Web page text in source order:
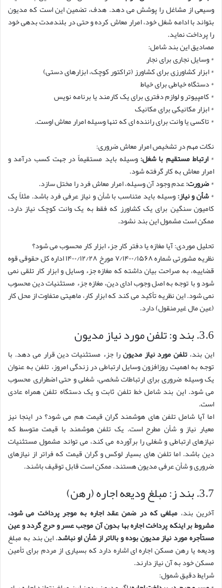
وسیعی از مشاغل را پوشش می دهد. هدف، تضمین این است که مدیون
بتواند با ادامه شغل خود، امرار معاش کرده و حتی در بلندمدت بدهی خود
را پرداخت نماید.
مصادیق این بند شامل:
* وسایل نجاری برای نجار
* ابزار کشاورزی برای کشاورز (تراکتور کوچک، ابزارهای دستی)
* دستگاه خیاطی برای خیاط
* کامپیوتر و لوازم دفتری برای یک کارمند یا برنامه نویس
* ابزار مکانیکی برای مکانیک
* تاکسی یا وانت برای راننده ای که تنها وسیله امرار معاش اوست.
نکات مهم در تشخیص امرار معاش ضروری:
*ارتباط مستقیم با شغل: وسیله باید مستقیماً در جهت کسب درآمد و
امرار معاش به کار گرفته شود.
*ضرورت:عدم وجود آن وسیله، امرار معاش فرد را مختل سازد.
*شأن و نیاز:وسیله باید متناسب با شأن و نیاز عرفی فرد باشد. مثلاً یک
کامیون سنگین برای یک کشاورز که فقط به یک وانت کوچک نیاز دارد،
ممکن است مشمول این بند نشود.
تحلیل موردی: آیا مغازه یا دفتر کار جزء ابزار کار محسوب می شود؟
نظریه مشورتی شماره ۷/۱۴۰۰/۱۵۶۸ مورخ ۱۴۰۰/۱۲/۲۸ اداره کل حقوقی قوه
قضاییه، به صراحت بیان داشته که مغازه جزء وسایل و ابزار کار تلقی نمی
شود و با توجه به اصل وجوب ادای دین، مغازه جزء مستثنیات دین محسوب
نمی شود. این نظریه تأکید می کند که ابزار کار، ماهیتی متفاوت از محل کار
(عین مال غیرمنقول) دارد.
3.6. بند و: تلفن مورد نیاز مدیون
این بند، تلفن مورد نیاز مدیونرا جزء مستثنیات دین قرار می دهد. با
توجه به اهمیت روزافزون وسایل ارتباطی در زندگی امروز، تلفن به عنوان
یک وسیله ضروری برای ارتباطات شخصی، شغلی و حتی اضطراری محسوب
می شود. این بند شامل خط تلفن ثابت و یک دستگاه تلفن همراه عادی
است.
اما آیا شامل تلفن های هوشمند گران قیمت هم می شود؟ در اینجا نیز
معیار نیاز و شأن مطرح است. یک تلفن هوشمند با قیمت متوسط که
نیازهای ارتباطی و شغلی را برآورده می کند، می تواند مشمول مستثنیات
دین باشد. اما تلفن های بسیار لوکس و گران قیمت که فراتر از نیازهای
ضروری و شأن عرفی مدیون هستند، ممکن است قابل توقیف باشند.
3.7. بند ز: مبلغ ودیعه اجاره (رهن)
آخرین بند، مبلغی که در ضمن عقد اجاره به موجر پرداخت می شود،
مشروط بر اینکه پرداخت اجاره بها بدون آن موجب عسر و حرج گردد و عین
مستأجره مورد نیاز مدیون بوده و بالاتر از شأن او نباشد. این بند به مبلغ
ودیعه یا رهن مسکن اجاره ای اشاره دارد که بسیاری از مردم برای تأمین
مسکن خود به آن نیاز دارند.
شرایط دقیق شمول: